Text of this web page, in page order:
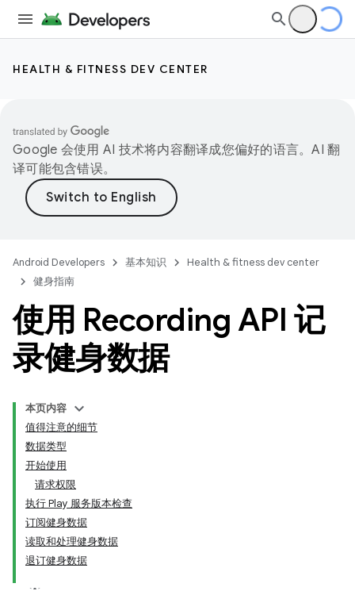
HEALTH & FITNESS DEV CENTER
Google 会使用 AI 技术将内容翻译成您偏好的语言。AI 翻
译可能包含错误。
Android Developers 基本知识
Health & fitness dev center
健身指南
使用 Recording API 记
录健身数据
本页内容
值得注意的细节
数据类型
开始使用
请求权限
执行 Play 服务版本检查
订阅健身数据
读取和处理健身数据
退订健身数据